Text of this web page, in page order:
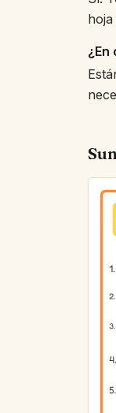
¿En